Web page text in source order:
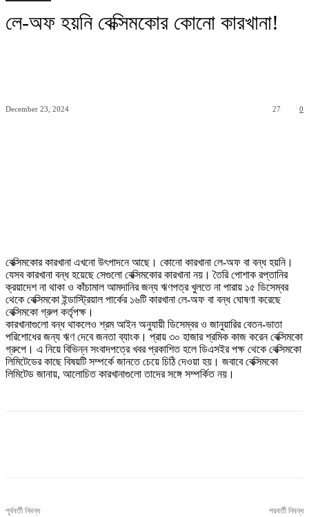
লে-অফ হয়নি বেক্সিমকোর কোনো কারখানা!
December 23, 2024 0
27
বেক্সিমকোর কারখানা এখনো উৎপাদনে আছে। কোনো কারখানা লে-অফ বা বন্ধ হয়নি।
যেসব কারখানা বন্ধ হয়েছে সেগুলো বেক্সিমকোর কারখানা নয়। তৈরি পোশাক রপ্তানির
ক্রয়াদেশ না থাকা ও কাঁচামাল আমদানির জন্য ঋণপত্র খুলতে না পারায় ১৫ ডিসেম্বর
থেকে বেক্সিমকো ইন্ডাস্ট্রিয়াল পার্কের ১৬টি কারখানা লে-অফ বা বন্ধ ঘোষণা করেছে
বেক্সিমকো গ্রুপ কর্তৃপক্ষ।
কারখানাগুলো বন্ধ থাকলেও শ্রম আইন অনুযায়ী ডিসেম্বর ও জানুয়ারির বেতন-ভাতা
পরিশোধের জন্য ঋণ দেবে জনতা ব্যাংক। প্রায় ৩০ হাজার শ্রমিক কাজ করেন বেক্সিমকো
গ্রুপে। এ নিয়ে বিভিন্ন সংবাদপত্রে খবর প্রকাশিত হলে ডিএসইর পক্ষ থেকে বেক্সিমকো
লিমিটেডের কাছে বিষয়টি সম্পর্কে জানতে চেয়ে চিঠি দেওয়া হয়। জবাবে বেক্সিমকো
লিমিটেড জানায়, আলোচিত কারখানাগুলো তাদের সঙ্গে সম্পর্কিত নয়।
পূর্ববর্তী নিবন্ধ পরবর্তী নিবন্ধ